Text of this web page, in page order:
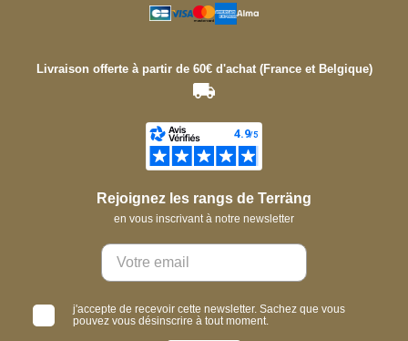
Livraison offerte à partir de 60€ d'achat (France et Belgique)
Rejoignez les rangs de Terräng
en vous inscrivant à notre newsletter
j'accepte de recevoir cette newsletter. Sachez que vous
pouvez vous désinscrire à tout moment.